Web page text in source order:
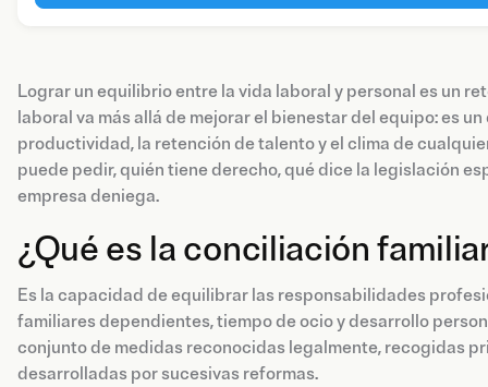
Lograr un equilibrio entre la vida laboral y personal es un
laboral va más allá de mejorar el bienestar del equipo: es
productividad, la retención de talento y el clima de
puede pedir, quién tiene derecho, qué dice la legislación
empresa deniega.
¿Qué es la conciliación
Es la capacidad de equilibrar las responsabilidades
familiares dependientes, tiempo de ocio y desarrollo
conjunto de medidas reconocidas legalmente, recogidas
desarrolladas por sucesivas reformas.